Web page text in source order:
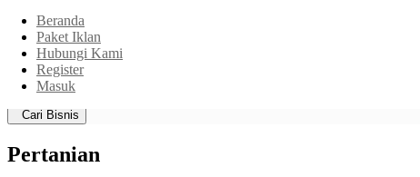
Beranda
Paket Iklan
Hubungi Kami
Register
Masuk
Pilih Area
Pilih Kategori
Jarak posisi saya dari sekitar:
Cari Bisnis
Pertanian